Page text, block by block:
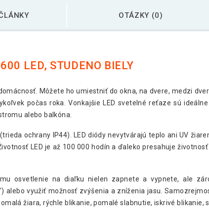
OTÁZKY (0)
LED, STUDENO BIELY
Môžete ho umiestniť do okna, na dvere, medzi
počas roka. Vonkajšie LED svetelné reťaze sú
alebo balkóna.
ochrany IP44). LED diódy nevytvárajú teplo ani UV
LED je až 100 000 hodín a ďaleko presahuje
osvetlenie na diaľku nielen zapnete a vypnete, ale
alebo využiť možnosť zvýšenia a zníženia jasu.
žiara, rýchle blikanie, pomalé slabnutie, iskrivé blikanie,